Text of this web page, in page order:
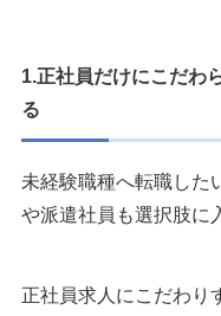
1.正社員だけにこだわ
る
未経験職種へ転職した
や派遣社員も選択肢に
正社員求人にこだわり